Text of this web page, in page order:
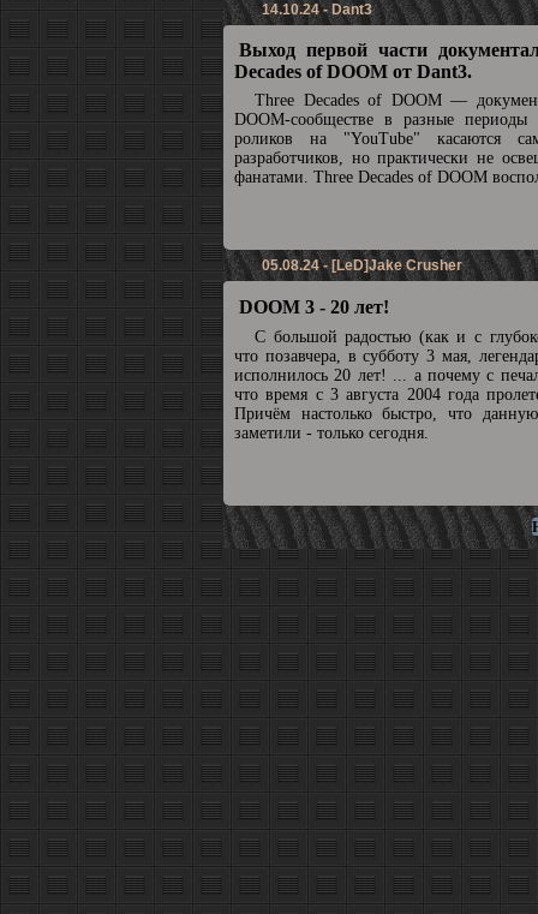
14.10.24 - Dant3
Выход первой части
Decades of DOOM от Dant3.
Three Decades of DOOM —
DOOM-сообществе в разные периоды
роликов на "YouTube" касаются
разработчиков, но практически не
фанатами. Three Decades of DOOM
05.08.24 - [LeD]Jake Crusher
DOOM 3 - 20 лет!
С большой радостью (как и с
что позавчера, в субботу 3 мая,
исполнилось 20 лет! ... а почему с
что время с 3 августа 2004 года
Причём настолько быстро, что
заметили - только сегодня.